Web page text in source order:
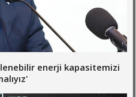
enerji kapasitemizi